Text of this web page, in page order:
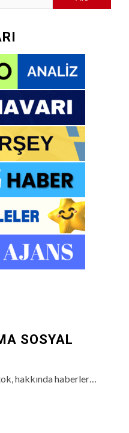
SOSYAL
hakkında haberler…